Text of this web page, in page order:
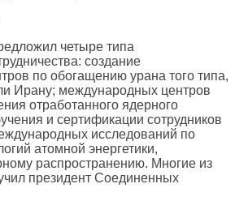
четыре типа
создание
по обогащению урана того типа,
Ирану; международных центров
отработанного ядерного
и сертификации сотрудников
исследований по
атомной энергетики,
распространению. Многие из
президент Соединенных